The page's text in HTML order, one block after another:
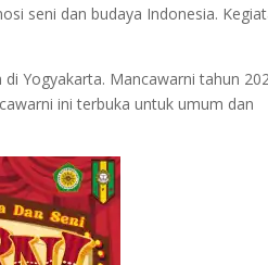
seni dan budaya Indonesia.
Yogyakarta. Mancawarni tahun
ini terbuka untuk umum dan